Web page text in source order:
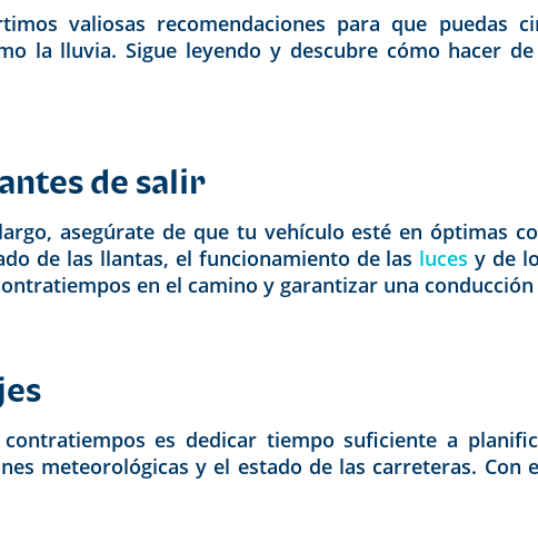
valiosas recomendaciones para que puedas
la lluvia. Sigue leyendo y descubre cómo hacer
de salir
asegúrate de que tu vehículo esté en óptimas
de las llantas, el funcionamiento de las luces y de
en el camino y garantizar una
es dedicar tiempo suficiente a
meteorológicas y el estado de las carreteras.